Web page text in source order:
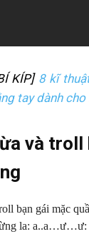
KÍP]8 kĩ
tay dành cho
và troll
bạn gái mặc
la: a..a…ư…ư: